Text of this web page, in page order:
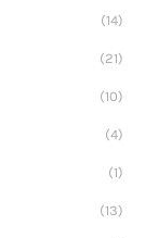
(14)
(21)
(10)
(4)
(1)
(13)